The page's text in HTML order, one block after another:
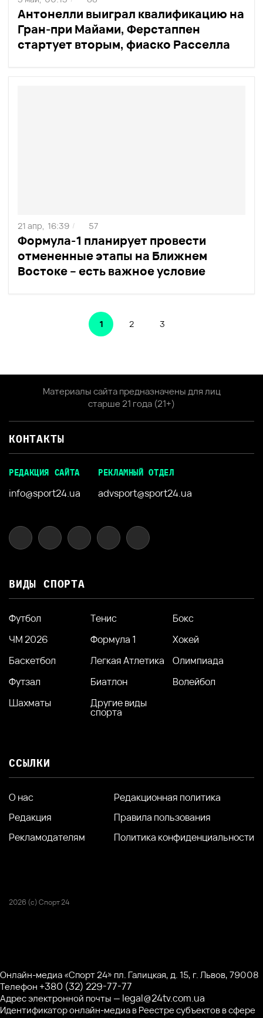
Антонелли выиграл квалификацию на
Гран-при Майами, Ферстаппен
стартует вторым, фиаско Расселла
Формула-1 планирует провести
отмененные этапы на Ближнем
Востоке – есть важное условие
21 апр, 16:39 / 57
1 2 3
Материалы сайта предназначены для лиц
старше 21 года (21+)
КОНТАКТЫ
РЕДАКЦИЯ САЙТА
info@sport24.ua
РЕКЛАМНЫЙ ОТДЕЛ
advsport@sport24.ua
ВИДЫ СПОРТА
Футбол Тенис
Бокс
ЧМ 2026
Формула 1
Хокей
Баскетбол
Легкая Атлетика
Олимпиада
Футзал
Биатлон
Волейбол
Шахматы
Другие виды
спорта
ССЫЛКИ
О нас
Редакция
Рекламодателям
Редакционная политика
Правила пользования
Политика конфиденциальности
2026 (с) Спорт 24
Онлайн-медиа «Спорт 24» пл. Галицкая, д. 15, г. Львов, 79008
Телефон +380 (32) 229-77-77
Адрес электронной почты — legal@24tv.com.ua
Идентификатор онлайн-медиа в Реестре субъектов в сфере